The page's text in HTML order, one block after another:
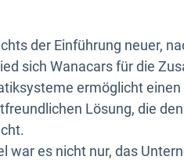
der Einführung neuer,
sich Wanacars für die
ermöglicht
Lösung, die
war es nicht nur, das